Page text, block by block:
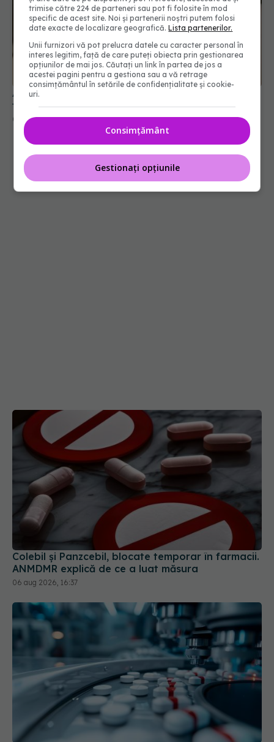
Alina Pușcău, diagnostic devastator! Am cinci
tumori și boala a ajuns la oase
04 aug 2026, 11:27
Colebil și Panzcebil, blocate temporar în farmacii.
ANMDMR explică de ce a luat măsura
06 aug 2026, 16:37
trimise către 224 de parteneri sau pot fi folosite în mod
specific de acest site. Noi și partenerii noștri putem folosi
date exacte de localizare geografică.Lista partenerilor.
Unii furnizori vă pot prelucra datele cu caracter personal în
interes legitim, față de care puteți obiecta prin gestionarea
opțiunilor de mai jos. Căutați un link în partea de jos a
acestei pagini pentru a gestiona sau a vă retrage
consimțământul în setările de confidențialitate și cookie-
uri.
Consimțământ
Gestionați opțiunile